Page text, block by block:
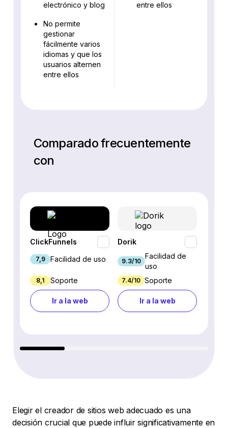
electrónico y blog
No permite
gestionar
fácilmente varios
idiomas y que los
usuarios alternen
entre ellos
entre ellos
Comparado frecuentemente
con
ClickFunnels
7,9 Facilidad de uso
8,1 Soporte
Ir a la web
Dorik
9.3/10
Facilidad de
uso
7.4/10 Soporte
Ir a la web
Elegir el creador de sitios web adecuado es una
decisión crucial que puede influir significativamente en